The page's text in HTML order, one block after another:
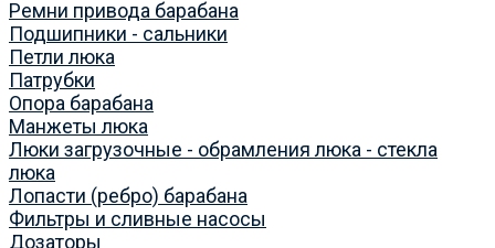
Ремни привода барабана
Подшипники - сальники
Петли люка
Патрубки
Опора барабана
Манжеты люка
Люки загрузочные - обрамления люка - стекла
люка
Лопасти (ребро) барабана
Фильтры и сливные насосы
Дозаторы